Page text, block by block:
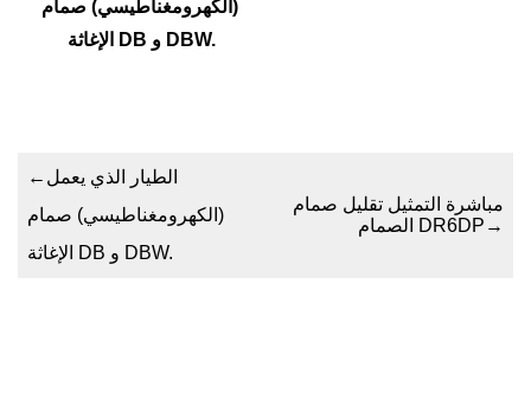
(الكهرومغناطيسي) صمام
الإغاثة DB و DBW.
← الطيار الذي يعمل
(الكهرومغناطيسي) صمام
الإغاثة DB و DBW.
مباشرة التمثيل تقليل صمام
الصمام DR6DP →